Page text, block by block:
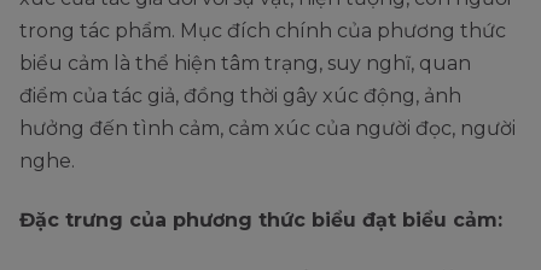
trong tác phẩm. Mục đích chính của phương thức
biểu cảm là thể hiện tâm trạng, suy nghĩ, quan
điểm của tác giả, đồng thời gây xúc động, ảnh
hưởng đến tình cảm, cảm xúc của người đọc, người
nghe.
Đặc trưng của phương thức biểu đạt biểu cảm: